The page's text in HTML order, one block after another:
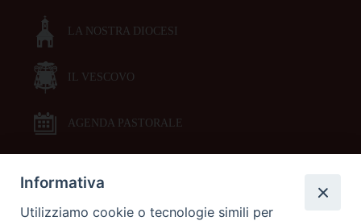
LA NOSTRA DIOCESI
IL VESCOVO
AGENDA PASTORALE
DOCUMENTI PASTORALI
Informativa
Utilizziamo cookie o tecnologie simili per